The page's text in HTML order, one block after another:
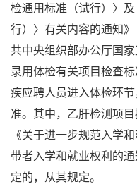
检通用标准（试行）〉
行）〉有关内容的通知
共中央组织部办公厅国
录用体检有关项目检查
疾应聘人员进入体检环
准。其中，乙肝检测项
《关于进一步规范入学
带者入学和就业权利的
定的，从其规定。